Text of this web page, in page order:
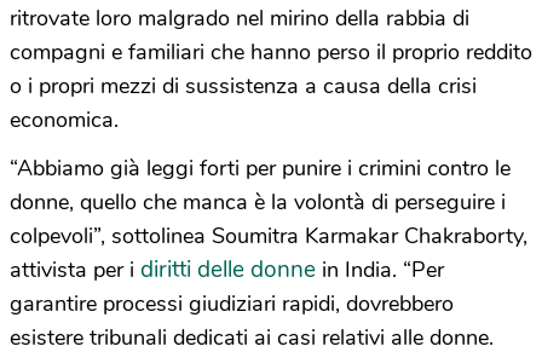
ritrovate loro malgrado nel mirino della rabbia di
compagni e familiari che hanno perso il proprio reddito
o i propri mezzi di sussistenza a causa della crisi
economica.
“Abbiamo già leggi forti per punire i crimini contro le
donne, quello che manca è la volontà di perseguire i
colpevoli”, sottolinea Soumitra Karmakar Chakraborty,
attivista per i diritti delle donne in India. “Per
garantire processi giudiziari rapidi, dovrebbero
esistere tribunali dedicati ai casi relativi alle donne.